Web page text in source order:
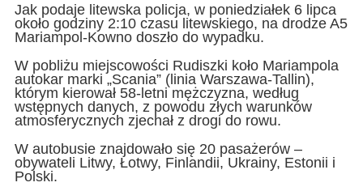
Jak podaje litewska policja, w poniedziałek 6 lipca
około godziny 2:10 czasu litewskiego, na drodze A5
Mariampol-Kowno doszło do wypadku.
W pobliżu miejscowości Rudiszki koło Mariampola
autokar marki „Scania” (linia Warszawa-Tallin),
którym kierował 58-letni mężczyzna, według
wstępnych danych, z powodu złych warunków
atmosferycznych zjechał z drogi do rowu.
W autobusie znajdowało się 20 pasażerów –
obywateli Litwy, Łotwy, Finlandii, Ukrainy, Estonii i
Polski.